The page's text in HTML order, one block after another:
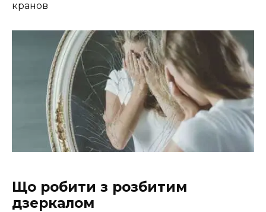
кранов
Що робити з розбитим
дзеркалом